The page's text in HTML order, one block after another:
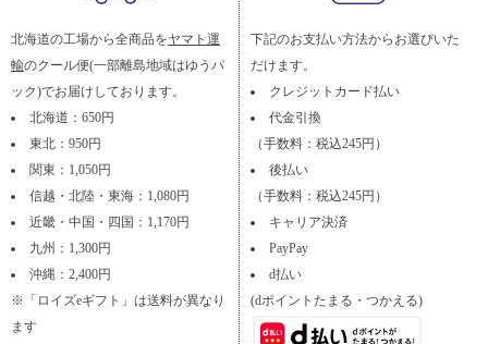
北海道の工場から全商品をヤマト運
輸のクール便(一部離島地域はゆうパ
ック)でお届けしております。
北海道：650円
東北：950円
関東：1,050円
信越・北陸・東海：1,080円
近畿・中国・四国：1,170円
九州：1,300円
沖縄：2,400円
※「ロイズeギフト」は送料が異なり
ます
下記のお支払い方法からお選びいた
だけます。
クレジットカード払い
代金引換
（手数料：税込245円）
後払い
（手数料：税込245円）
キャリア決済
PayPay
d払い
(dポイントたまる・つかえる)